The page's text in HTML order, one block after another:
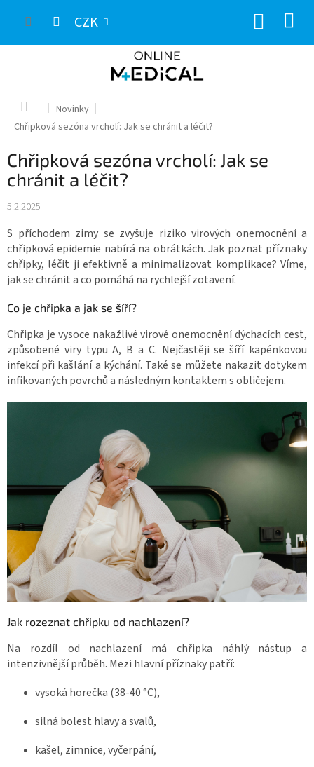
CZK
Domů
Novinky
Chřipková sezóna vrcholí: Jak se chránit a léčit?
Chřipková sezóna vrcholí: Jak se
chránit a léčit?
5.2.2025
S příchodem zimy se zvyšuje riziko virových onemocnění a
chřipková epidemie nabírá na obrátkách. Jak poznat příznaky
chřipky, léčit ji efektivně a minimalizovat komplikace? Víme,
jak se chránit a co pomáhá na rychlejší zotavení.
Co je chřipka a jak se šíří?
Chřipka je vysoce nakažlivé virové onemocnění dýchacích cest,
způsobené viry typu A, B a C. Nejčastěji se šíří kapénkovou
infekcí při kašlání a kýchání. Také se můžete nakazit dotykem
infikovaných povrchů a následným kontaktem s obličejem.
Jak rozeznat chřipku od nachlazení?
Na rozdíl od nachlazení má chřipka náhlý nástup a
intenzivnější průběh. Mezi hlavní příznaky patří:
vysoká horečka (38-40 °C),
silná bolest hlavy a svalů,
kašel, zimnice, vyčerpání,